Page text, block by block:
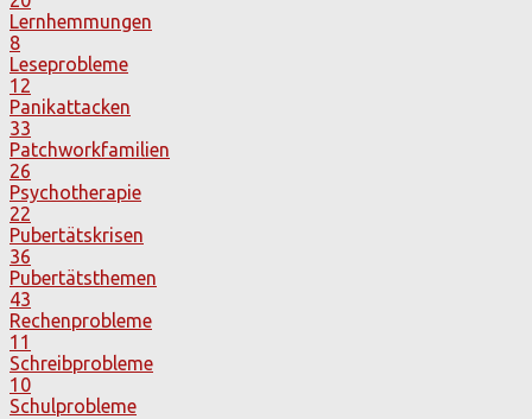
Lernhemmungen
8
Leseprobleme
12
Panikattacken
33
Patchworkfamilien
26
Psychotherapie
22
Pubertätskrisen
36
Pubertätsthemen
43
Rechenprobleme
11
Schreibprobleme
10
Schulprobleme